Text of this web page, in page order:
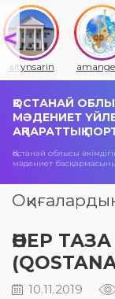
altynsarin
ҚОСТАНАЙ
МӘДЕНИЕТ
АҚПАРАТТЫҚ
Қостанай облысы
мәдениет
ӨНЕР
10.11.2019